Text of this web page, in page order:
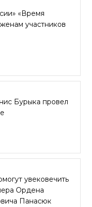
«Время
участников
Бурыка провел
увековечить
Ордена
Панасюк